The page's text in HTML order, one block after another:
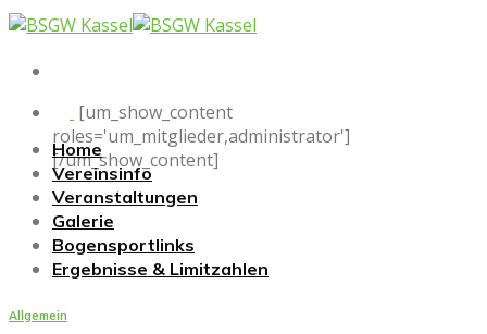
Skip
content
[um_show_content
roles='um_mitglieder,administrator']
[/um_show_content]
Home
Vereinsinfo
Veranstaltungen
Galerie
Bogensportlinks
Ergebnisse & Limitzahlen
Allgemein